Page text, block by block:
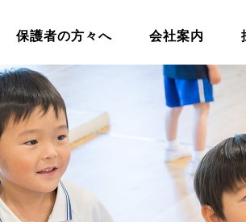
保護者の方々へ 会社案内